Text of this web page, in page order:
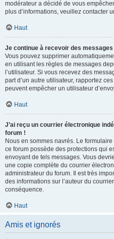
modérateur a décidé de vous
plus d’informations, veuillez contacter
Haut
Je continue à recevoir des
Vous pouvez supprimer
en utilisant les règles de messages
l’utilisateur. Si vous recevez des
part d’un autre utilisateur, rapportez
peuvent empêcher un utilisateur
Haut
J’ai reçu un courrier électronique
forum !
Nous en sommes navrés. Le
ce forum possède des protections qui
envoyant de tels messages. Vous
une copie complète du courrier
administrateur du forum. Il est très
des informations sur l’auteur du
conséquence.
Haut
Amis et ignorés